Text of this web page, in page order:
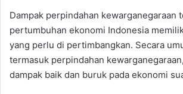
Dampak perpindahan kewarganegaraan
pertumbuhan ekonomi Indonesia
yang perlu di pertimbangkan. Secara
termasuk perpindahan
dampak baik dan buruk pada ekonomi